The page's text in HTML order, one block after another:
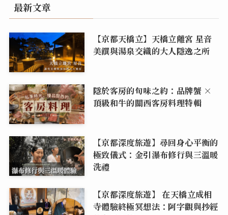
最新文章
【京都天橋立】天橋立離宮 星音
美饌與湯泉交織的大人隱逸之所
隱於客房的旬味之約：品牌蟹 ×
頂級和牛的關西客房料理特輯
【京都深度旅遊】尋回身心平衡的
極致儀式：金引瀑布修行與三溫暖
洗禮
【京都深度旅遊】 在天橋立成相
寺體驗終極冥想法：阿字觀與抄經